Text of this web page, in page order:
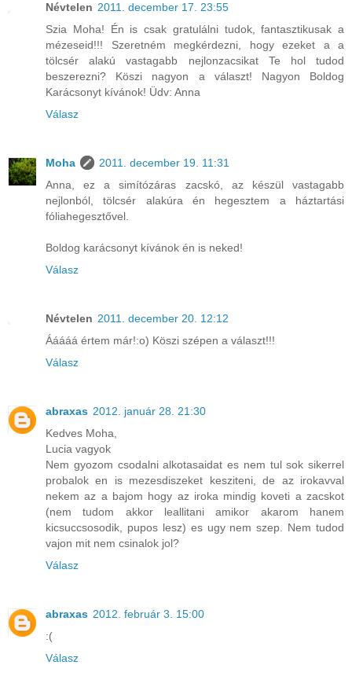
Névtelen 2011. december 17. 23:55
Szia Moha! Én is csak gratulálni tudok, fantasztikusak a
mézeseid!!! Szeretném megkérdezni, hogy ezeket a a
tölcsér alakú vastagabb nejlonzacsikat Te hol tudod
beszerezni? Köszi nagyon a választ! Nagyon Boldog
Karácsonyt kívánok! Üdv: Anna
Válasz
Moha
2011. december 19. 11:31
Anna, ez a simítózáras zacskó, az készül vastagabb
nejlonból, tölcsér alakúra én hegesztem a háztartási
fóliahegesztővel.
Boldog karácsonyt kívánok én is neked!
Válasz
Névtelen 2011. december 20. 12:12
Ááááá értem már!:o) Köszi szépen a választ!!!
Válasz
abraxas 2012. január 28. 21:30
Kedves Moha,
Lucia vagyok
Nem gyozom csodalni alkotasaidat es nem tul sok sikerrel
probalok en is mezesdiszeket kesziteni, de az irokavval
nekem az a bajom hogy az iroka mindig koveti a zacskot
(nem tudom akkor leallitani amikor akarom hanem
kicsuccsosodik, pupos lesz) es ugy nem szep. Nem tudod
vajon mit nem csinalok jol?
Válasz
abraxas 2012. február 3. 15:00
:(
Válasz